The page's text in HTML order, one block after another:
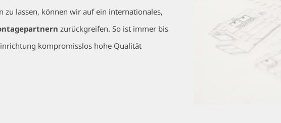
zu lassen, können wir auf ein internationales,
zurückgreifen. So ist immer bis
kompromisslos hohe Qualität